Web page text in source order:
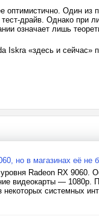
Один из
драйв. Однако при
означает лишь
Iskra «здесь и сейчас»
но в магазинах её не
Radeon RX 9060.
видеокарты — 1080p.
системных